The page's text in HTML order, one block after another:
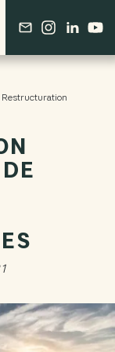
Restructuration